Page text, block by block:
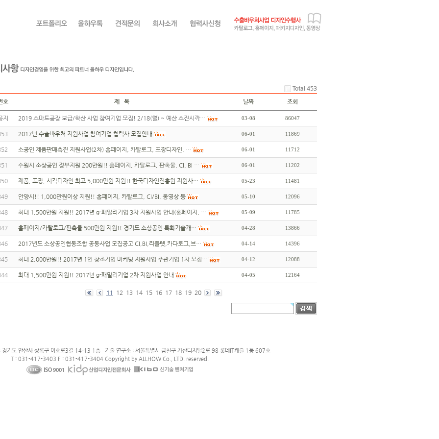
Total 453
호
제 목 날짜 조회
지 2019 스마트공장 보급/확산 사업 참여기업 모집! 2/18(월) ~ 예산 소진시까… 03-08 86047
2017년 수출바우처 지원사업 참여기업 협력사 모집안내 06-01 11869
소공인 제품판매촉진 지원사업(2차) 홈페이지, 카탈로그, 포장디자인, … 06-01 11712
수원시 소상공인 정부지원 200만원!! 홈페이지, 카탈로그, 판촉물, CI, BI … 06-01 11202
제품, 포장, 시각디자인 최고 5,000만원 지원!! 한국디자인진흥원 지원사… 05-23 11481
안양시!! 1,000만원이상 지원!! 홈페이지, 카탈로그, CI/BI, 동영상 등 05-10 12096
최대 1,500만원 지원!! 2017년 g-패밀리기업 3차 지원사업 안내(홈페이지, … 05-09 11785
홈페이지/카탈로그/판촉물 500만원 지원!! 경기도 소상공인 특화기술개… 04-28 13866
2017년도 소상공인협동조합 공동사업 모집공고 CI,BI,리플렛,카다로그,브… 04-14 14396
최대 2,000만원!! 2017년 1인 창조기업 마케팅 지원사업 주관기업 1차 모집… 04-12 12088
최대 1,500만원 지원!! 2017년 g-패밀리기업 2차 지원사업 안내 04-05 12164
11 12 13 14 15 16 17 18 19 20
기도 안산사 상록구 이호로3길 14-13 1층 기술 연구소 : 서울특별시 금천구 가산디지털2로 98 롯데IT캐슬 1동 607호
T : 031-417-3403 F : 031-417-3404 Copyright by ALLHOW Co., LTD. reserved.